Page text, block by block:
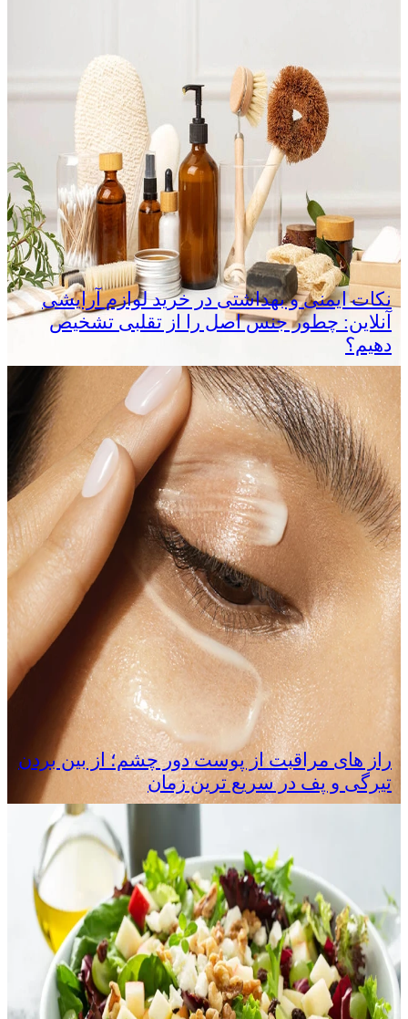
نکات ایمنی و بهداشتی در خرید لوازم آرایشی
آنلاین: چطور جنس اصل را از تقلبی تشخیص
دهیم؟
راز های مراقبت از پوست دور چشم؛ از بین بردن
تیرگی و پف در سریع‌ ترین زمان